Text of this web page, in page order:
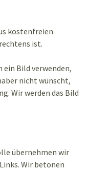
kostenfreien
ist.
ein Bild verwenden,
nicht wünscht,
Wir werden das Bild
übernehmen wir
Wir betonen